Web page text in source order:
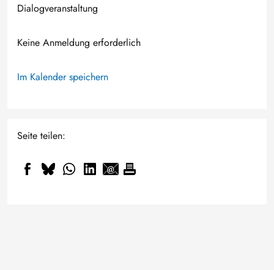
Dialogveranstaltung
Keine Anmeldung erforderlich
Im Kalender speichern
Seite teilen: